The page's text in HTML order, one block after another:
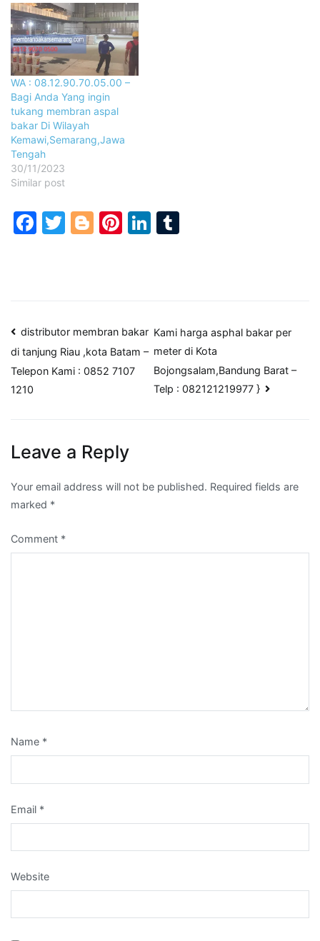
WA : 08.12.90.70.05.00 –
Bagi Anda Yang ingin
tukang membran aspal
bakar Di Wilayah
Kemawi,Semarang,Jawa
Tengah
30/11/2023
Similar post
Facebook
Twitter
Blogger
Pinterest
LinkedIn
Post
navigation
distributor membran bakar
di tanjung Riau ,kota Batam –
Telepon Kami : 0852 7107
1210
Kami harga asphal bakar per
meter di Kota
Bojongsalam,Bandung Barat –
Telp : 082121219977 }
Leave a Reply
Your email address will not be published. Required fields are
marked *
Comment *
Name *
Email *
Website